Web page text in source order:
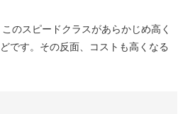
のスピードクラスがあらかじめ高く
です。その反面、コストも高くなる